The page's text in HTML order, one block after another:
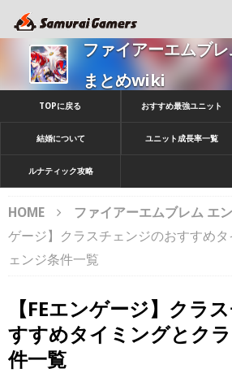
ファイアーエムブ
まとめwiki
TOPに戻る おすすめ最強ユニット
結婚について ユニット成長率一覧
ルナティック攻略
HOME ファイアーエムブレム エ
ゲージ】クラスチェンジのおすすめ
ェンジ条件一覧
【FEエンゲージ】クラ
すすめタイミングとク
件一覧